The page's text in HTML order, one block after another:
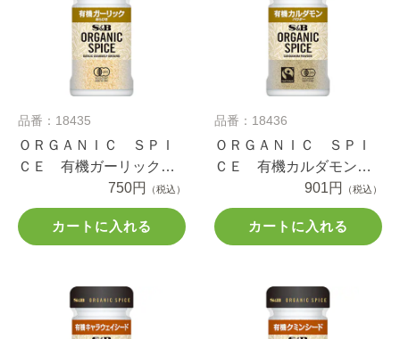
品番：18435
ＯＲＧＡＮＩＣ ＳＰＩ
ＣＥ 有機ガーリック
（あらびき） ２７ｇ
750円 （税込）
カートに入れる
品番：18436
ＯＲＧＡＮＩＣ ＳＰＩ
ＣＥ 有機カルダモン
（パウダー） １９.５ｇ
901円 （税込）
カートに入れる